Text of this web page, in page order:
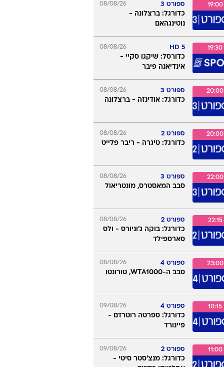
19:00
08/08/26
ספורט 3
כדורגל: ברצלונה -
נוטינגהאם
19:30
08/08/26
5 HD
כדורסל: שיקגו סקיי -
אינדיאנה פיבר
20:00
08/08/26
ספורט 3
כדורגל: אודינזה - ברצלונה
20:00
08/08/26
ספורט 2
כדורגל: טיגרה - ריבר פלייט
22:00
08/08/26
ספורט 3
סבב המאסטרס, מונטריאול
22:15
08/08/26
ספורט 2
כדורגל: בוקה ג'וניורס - ולס
סארספילד
23:00
08/08/26
ספורט 4
סבב ה-WTA1000, טורונטו
10:15
09/08/26
ספורט 4
כדורגל: ספרטה רוטרדם -
פיינורד
11:00
09/08/26
ספורט 2
כדורגל: מנצ'סטר סיטי -